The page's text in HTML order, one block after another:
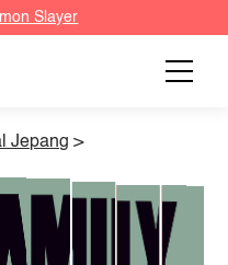
Slayer
Jepang >